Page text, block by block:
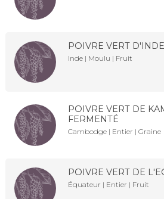
POIVRE VERT D'INDE
Inde | Moulu | Fruit
POIVRE VERT DE
FERMENTÉ
Cambodge | Entier | Graine
POIVRE VERT DE
Équateur | Entier | Fruit